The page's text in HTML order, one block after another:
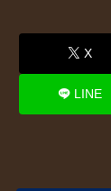
X
LINE